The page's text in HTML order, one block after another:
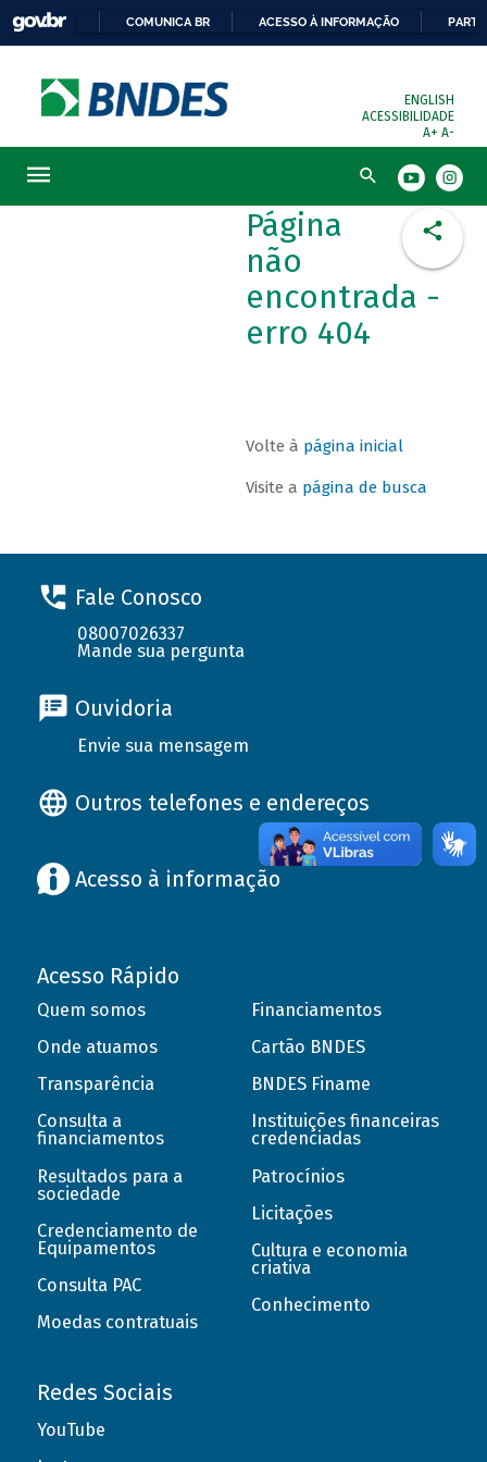
COMUNICA BR ACESSO À INFORMAÇÃO
ENGLISH
ACESSIBILIDADE
A+ A-
Busca
Página
não
encontrada -
erro 404
Volte à página inicial
Visite a página de busca
Fale Conosco
08007026337
Mande sua pergunta
Ouvidoria
Envie sua mensagem
Outros telefones e endereços
Acesso à informação
Acesso Rápido
Quem somos
Onde atuamos
Transparência
Consulta a
financiamentos
Resultados para a
sociedade
Credenciamento de
Equipamentos
Consulta PAC
Moedas contratuais
Financiamentos
Cartão BNDES
BNDES Finame
Instituições financeiras
credenciadas
Patrocínios
Licitações
Cultura e economia
criativa
Conhecimento
Redes Sociais
YouTube